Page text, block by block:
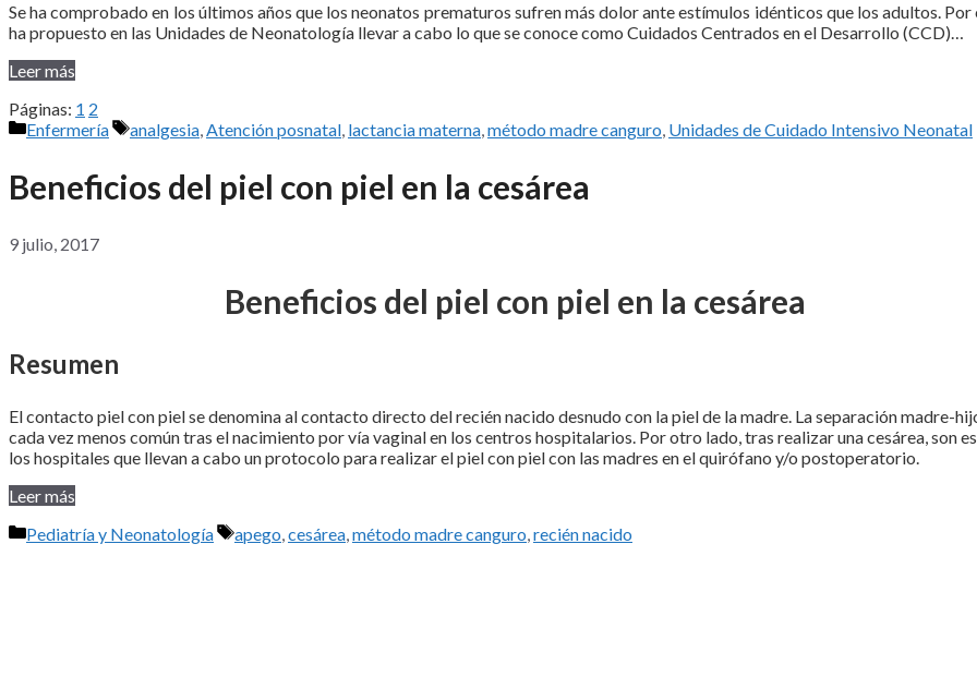
Se ha comprobado en los últimos años que los neonatos prematuros sufren más dolor ante estímulos idénticos que los adultos. Por
ha propuesto en las Unidades de Neonatología llevar a cabo lo que se conoce como Cuidados Centrados en el Desarrollo (CCD)…
Leer más
Páginas: 1 2
Categorías
Enfermería Etiquetas
analgesia,Atención posnatal, lactancia materna,método madre canguro, Unidades de Cuidado Intensivo Neonatal
Beneficios del piel con piel en la cesárea
9 julio, 2017
Beneficios del piel con piel en la cesárea
Resumen
El contacto piel con piel se denomina al contacto directo del recién nacido desnudo con la piel de la madre. La separación madre-
cada vez menos común tras el nacimiento por vía vaginal en los centros hospitalarios. Por otro lado, tras realizar una cesárea, son
los hospitales que llevan a cabo un protocolo para realizar el piel con piel con las madres en el quirófano y/o postoperatorio.
Leer más
Categorías
Pediatría y Neonatología Etiquetas
apego cesárea método madre canguro recién nacido